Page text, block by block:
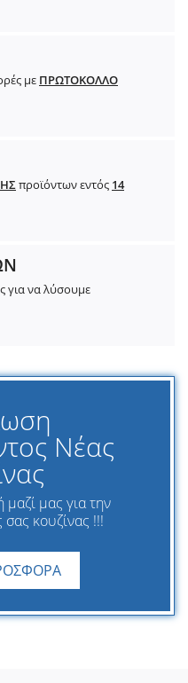
με ΠΡΩΤΟΚΟΛΛΟ
προϊόντων εντός 14
για να λύσουμε
Νέας
μας για την
σας κουζίνας !!!